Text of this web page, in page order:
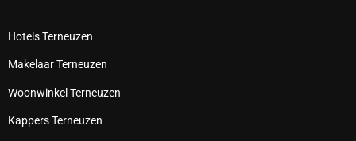
Hotels Terneuzen
Makelaar Terneuzen
Woonwinkel Terneuzen
Kappers Terneuzen